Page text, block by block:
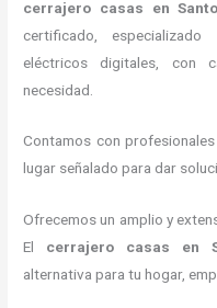
cerrajero casas en
certificado,
eléctricos digitales, con
necesidad.
Contamos con
lugar señalado para dar
Ofrecemos un amplio y
El cerrajero casas en
alternativa para tu hogar,